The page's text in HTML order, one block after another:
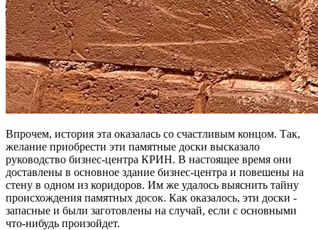
Впрочем, история эта оказалась со счастливым концом. Так,
желание приобрести эти памятные доски высказало
руководство бизнес-центра КРИН. В настоящее время они
доставлены в основное здание бизнес-центра и повешены на
стену в одном из коридоров. Им же удалось выяснить тайну
происхождения памятных досок. Как оказалось, эти доски -
запасные и были заготовлены на случай, если с основными
что-нибудь произойдет.